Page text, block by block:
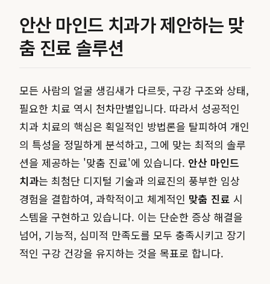
안산 마인드 치과가 제안하는 맞
춤 진료 솔루션
모든 사람의 얼굴 생김새가 다르듯, 구강 구조와 상태,
필요한 치료 역시 천차만별입니다. 따라서 성공적인
치과 치료의 핵심은 획일적인 방법론을 탈피하여 개인
의 특성을 정밀하게 분석하고, 그에 맞는 최적의 솔루
션을 제공하는 '맞춤 진료'에 있습니다. 안산 마인드
치과는 최첨단 디지털 기술과 의료진의 풍부한 임상
경험을 결합하여, 과학적이고 체계적인 맞춤 진료 시
스템을 구현하고 있습니다. 이는 단순한 증상 해결을
넘어, 기능적, 심미적 만족도를 모두 충족시키고 장기
적인 구강 건강을 유지하는 것을 목표로 합니다.